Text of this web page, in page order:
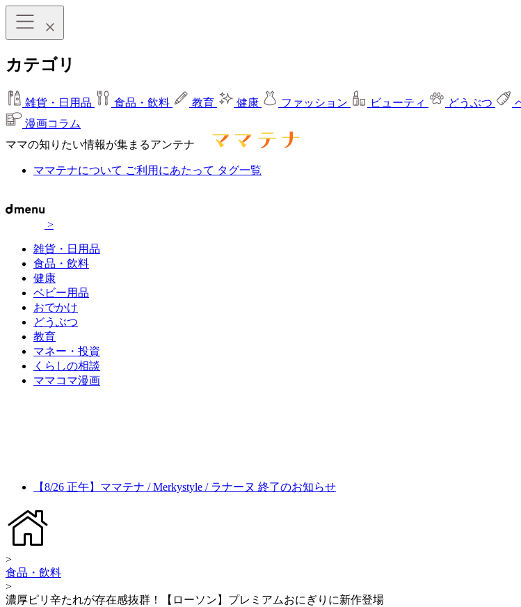
カテゴリ
雑貨・日用品 食品・飲料 教育 健康 ファッション ビューティ どうぶつ
漫画コラム
ママの知りたい情報が集まるアンテナ
ママテナについて ご利用にあたって タグ一覧
>
雑貨・日用品
食品・飲料
健康
ベビー用品
おでかけ
どうぶつ
教育
マネー・投資
くらしの相談
ママコマ漫画
【8/26 正午】ママテナ / Merkystyle / ラナーヌ 終了のお知らせ
>
食品・飲料
>
濃厚ピリ辛たれが存在感抜群！【ローソン】プレミアムおにぎりに新作登場